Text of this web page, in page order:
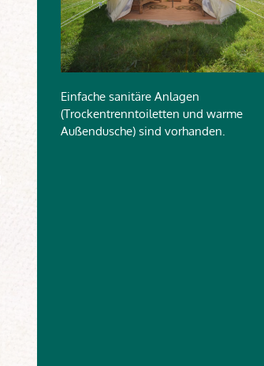
Einfache sanitäre Anlagen
(Trockentrenntoiletten und warme
Außendusche) sind vorhanden.